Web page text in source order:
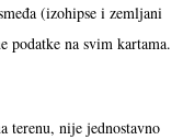
(izohipse i zemljani
na svim kartama.
terenu, nije jednostavno